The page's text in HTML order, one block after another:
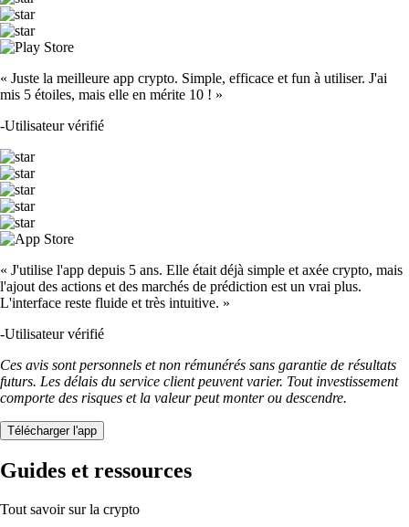
TRUMP
DOGE
USDT$0.86341-0.25%
LTC$ 39.51+1.02 %
UNI$3.49+ 0.88 %